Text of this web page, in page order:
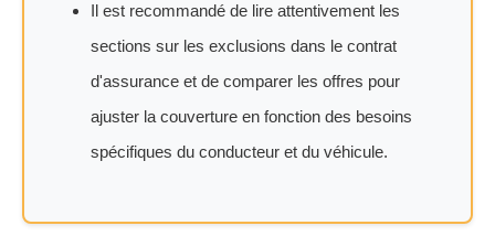
Il est recommandé de lire attentivement les
sections sur les exclusions dans le contrat
d'assurance et de comparer les offres pour
ajuster la couverture en fonction des besoins
spécifiques du conducteur et du véhicule.